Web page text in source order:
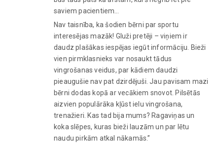
saviem pacientiem…
Nav taisnība, ka šodien bērni par sportu
interesējas mazāk! Gluži pretēji – viņiem ir
daudz plašākas iespējas iegūt informāciju. Bieži
vien pirmklasnieks var nosaukt tādus
vingrošanas veidus, par kādiem daudzi
pieaugušie nav pat dzirdējuši. Jau pavisam mazi
bērni dodas kopā ar vecākiem snovot. Pilsētās
aizvien populārāka kļūst ielu vingrošana,
trenažieri. Kas tad bija mums? Ragaviņas un
koka slēpes, kuras bieži lauzām un par lētu
naudu pirkām atkal nākamās.”